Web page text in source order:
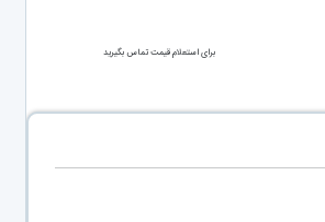
برای استعلام قیمت تماس بگیرید